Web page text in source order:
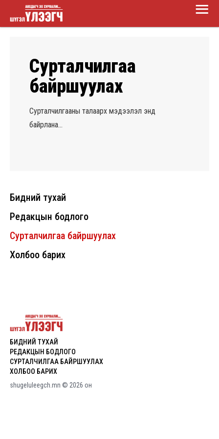
Skip
to
Main
Menu
Сурталчилгаа
байршуулах
Сурталчилгааны талаарх мэдээлэл энд
байрлана...
Бидний тухай
Редакцын бодлого
Сурталчилгаа байршуулах
Холбоо барих
shugelulee
gch
БИДНИЙ ТУХАЙ
РЕДАКЦЫН БОДЛОГО
СУРТАЛЧИЛГАА БАЙРШУУЛАХ
ХОЛБОО БАРИХ
shugeluleegch.mn © 2026 он